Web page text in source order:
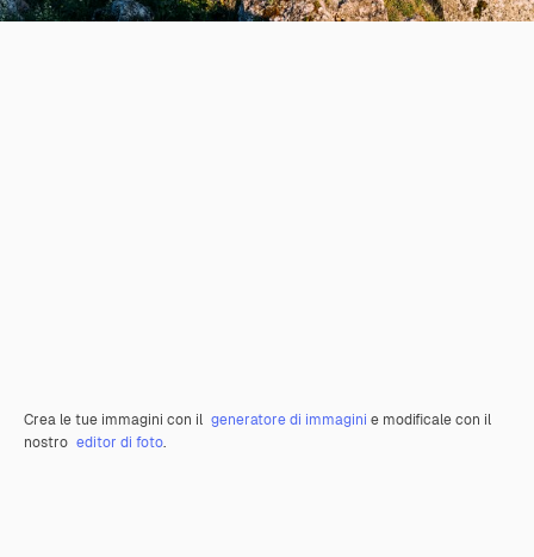
Crea le tue immagini con il generatore di immagini e modificale con il
nostro editor di foto.